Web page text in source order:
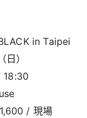
in Taipei
）
18:30
/ 現場